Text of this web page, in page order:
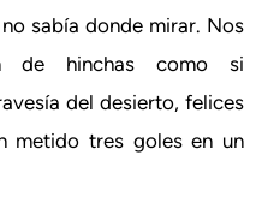
sabía donde mirar. Nos
de hinchas como si
del desierto, felices
metido tres goles en un